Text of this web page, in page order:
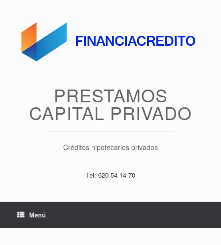
PRESTAMOS
CAPITAL PRIVADO
Créditos hipotecarios privados
Tel: 620 54 14 70
Menú